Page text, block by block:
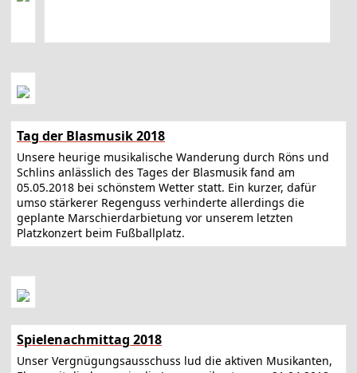
Tag der Blasmusik 2018
Unsere heurige musikalische Wanderung durch Röns und
Schlins anlässlich des Tages der Blasmusik fand am
05.05.2018 bei schönstem Wetter statt. Ein kurzer, dafür
umso stärkerer Regenguss verhinderte allerdings die
geplante Marschierdarbietung vor unserem letzten
Platzkonzert beim Fußballplatz.
Spielenachmittag 2018
Unser Vergnügungsausschuss lud die aktiven Musikanten,